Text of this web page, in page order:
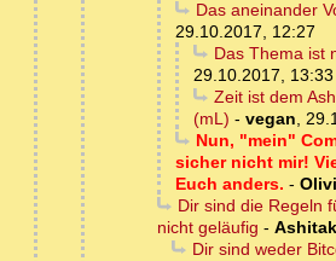
Das aneinander
29.10.2017, 12:27
Das Thema ist
29.10.2017, 13:33
Zeit ist dem
(mL) - vegan,
Nun, "mein"
sicher nicht mir!
Euch anders. -
Dir sind die Regeln
nicht geläufig -
Dir sind weder